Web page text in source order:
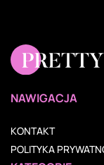
NAWIGACJA
KONTAKT
POLITYKA